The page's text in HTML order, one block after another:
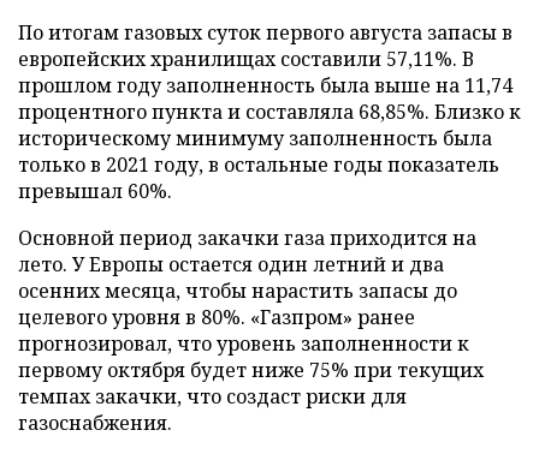
По итогам газовых суток первого августа запасы в
европейских хранилищах составили 57,11%. В
прошлом году заполненность была выше на 11,74
процентного пункта и составляла 68,85%. Близко к
историческому минимуму заполненность была
только в 2021 году, в остальные годы показатель
превышал 60%.
Основной период закачки газа приходится на
лето. У Европы остается один летний и два
осенних месяца, чтобы нарастить запасы до
целевого уровня в 80%. «Газпром» ранее
прогнозировал, что уровень заполненности к
первому октября будет ниже 75% при текущих
темпах закачки, что создаст риски для
газоснабжения.